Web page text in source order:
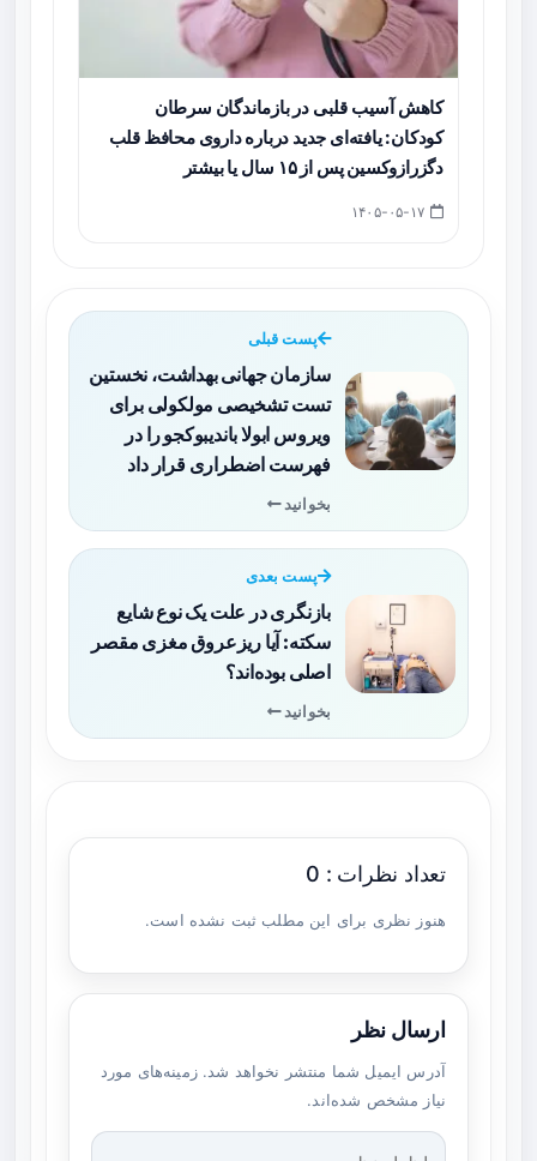
کاهش آسیب قلبی در بازماندگان سرطان
کودکان: یافته‌ای جدید درباره داروی محافظ قلب
دگزرازوکسین پس از ۱۵ سال یا بیشتر
پست قبلی
سازمان جهانی بهداشت، نخستین
تست تشخیصی مولکولی برای
ویروس ابولا باندیبوکجو را در
فهرست اضطراری قرار داد
بخوانید
پست بعدی
بازنگری در علت یک نوع شایع
سکته: آیا ریزعروق مغزی مقصر
اصلی بوده‌اند؟
بخوانید
تعداد نظرات : 0
هنوز نظری برای این مطلب ثبت نشده است.
ارسال نظر
آدرس ایمیل شما منتشر نخواهد شد. زمینه‌های مورد
نیاز مشخص شده‌اند.